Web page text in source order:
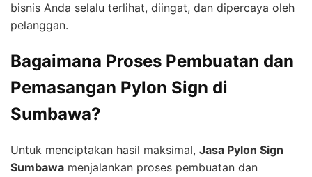
bisnis Anda selalu terlihat, diingat, dan dipercaya oleh
pelanggan.
Bagaimana Proses Pembuatan dan
Pemasangan Pylon Sign di
Sumbawa?
Untuk menciptakan hasil maksimal, Jasa Pylon Sign
Sumbawa menjalankan proses pembuatan dan